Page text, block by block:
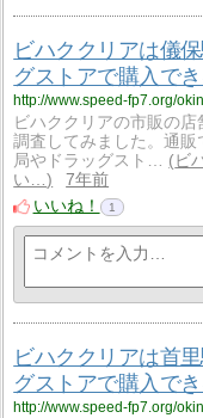
ビハククリアは儀
グストアで購入でき
ビハククリアの市販の
調査してみました。通
局やドラッグスト…
ビ
い…
7年前
いいね！
1
ビハククリアは首
グストアで購入でき